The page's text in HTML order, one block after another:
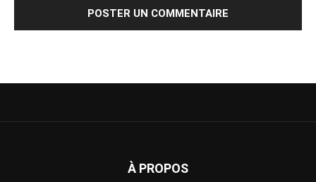
À PROPOS